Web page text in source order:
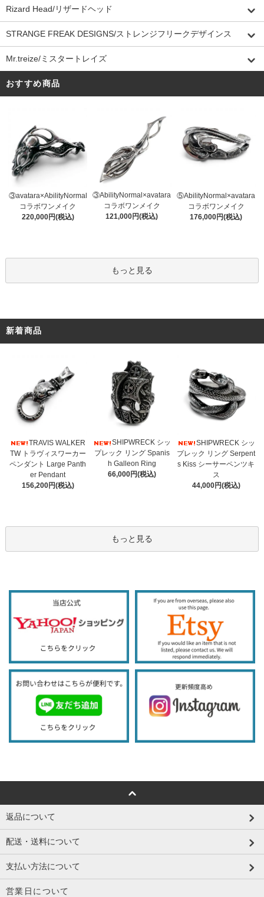
Rizard Head/リザードヘッド
STRANGE FREAK DESIGNS/ストレンジフリークデザインス
Mr.treize/ミスタートレイズ
おすすめ商品
③avatara×AbilityNormal
コラボワンメイク
220,000円(税込)
③AbilityNormal×avatara
コラボワンメイク
121,000円(税込)
⑤AbilityNormal×avatara
コラボワンメイク
176,000円(税込)
もっと見る
新着商品
TRAVIS WALKER
TW トラヴィスワーカー
ペンダント Large Panth
er Pendant
156,200円(税込)
SHIPWRECK シッ
プレック リング Spanis
h Galleon Ring
66,000円(税込)
SHIPWRECK シッ
プレック リング Serpent
s Kiss シーサーペンツキ
ス
44,000円(税込)
もっと見る
返品について
配送・送料について
支払い方法について
営業日について